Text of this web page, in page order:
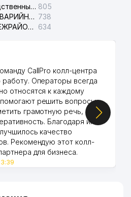
Ташкентский следственный изолятор 805
СЕРГЕЛИЙСКАЯ АВАРИЙНАЯ СЛУЖБА ЭЛЕКТРОСЕТИ 738
УЧТЕПИНСКИЙ МЕЖРАЙОННЫЙ СУД ПО ГРАЖДАНСКИМ ДЕЛАМ 634
CallPro колл-центра
Операторы всегда
относятся к каждому
решить вопросы.
грамотную речь,
Благодаря их
качество
Рекомендую этот колл-
для бизнеса.